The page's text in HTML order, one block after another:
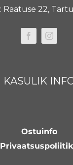
: Raatuse 22,
KASULIK
Ostuinfo